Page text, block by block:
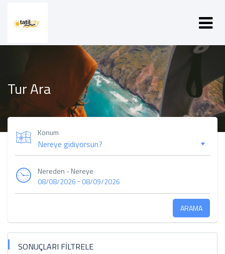
Tur Ara
Konum
Nereden - Nereye
08/08/2026 -08/09/2026
ARAMA
SONUÇLARI FİLTRELE